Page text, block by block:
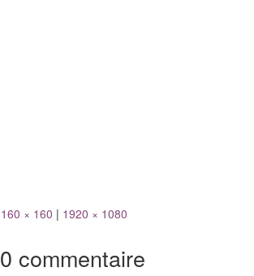
160 × 160 | 1920 × 1080
0 commentaire